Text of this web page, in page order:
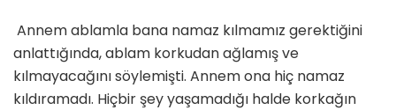
Annem ablamla bana namaz kılmamız gerektiğini
anlattığında, ablam korkudan ağlamış ve
kılmayacağını söylemişti. Annem ona hiç namaz
kıldıramadı. Hiçbir şey yaşamadığı halde korkağın